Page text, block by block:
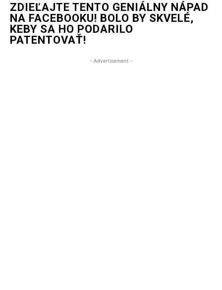
ZDIEĽAJTE TENTO GENIÁLNY NÁPAD
NA FACEBOOKU! BOLO BY SKVELÉ,
KEBY SA HO PODARILO
PATENTOVAŤ!
- Advertisement -